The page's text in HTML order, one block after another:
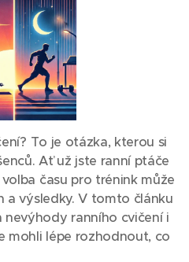
To je otázka, kterou si
Ať už jste ranní ptáče
času pro trénink může
a výsledky. V tomto článku
ranního cvičení i
mohli lépe rozhodnout, co